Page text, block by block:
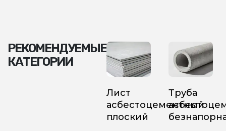
РЕКОМЕНДУЕМЫЕ
КАТЕГОРИИ
Лист
асбестоцементный
плоский
Труба